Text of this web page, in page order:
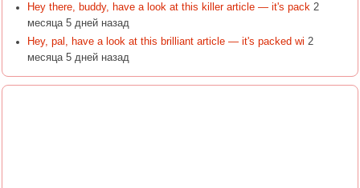
Hey there, buddy, have a look at this killer article — it's pack 2
месяца 5 дней назад
Hey, pal, have a look at this brilliant article — it's packed wi 2
месяца 5 дней назад